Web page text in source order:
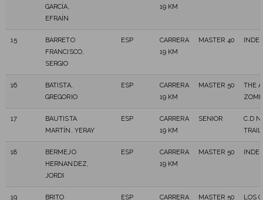
GARCÍA,
EFRAÍN
19 KM
15
BARRETO
FRANCISCO,
SERGIO
ESP
CARRERA
19 KM
MASTER 40
16
BATISTA,
GREGORIO
ESP
CARRERA
19 KM
MASTER 50
THE
17
BAUTISTA
MARTÍN, YERAY
ESP
CARRERA
19 KM
SENIOR
C.D
TRAIL
18
BERMEJO
HERNANDEZ,
JORDI
ESP
CARRERA
19 KM
MASTER 50
19 BRITO ESP CARRERA MASTER 50 LOS